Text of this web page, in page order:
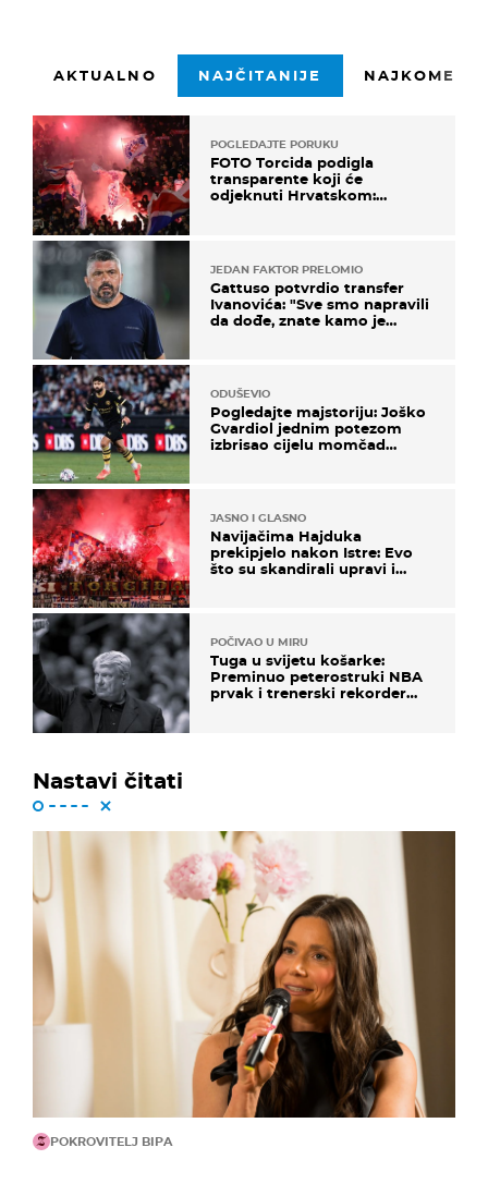
AKTUALNO NAJČITANIJE
POGLEDAJTE PORUKU
FOTO Torcida podigla
transparente koji će
odjeknuti Hrvatskom:
JEDAN FAKTOR PRELOMIO
Gattuso potvrdio transfer
Ivanovića: "Sve smo napravili
da dođe, znate kamo je
ODUŠEVIO
Pogledajte majstoriju: Joško
Gvardiol jednim potezom
izbrisao cijelu momčad
JASNO I GLASNO
Navijačima Hajduka
prekipjelo nakon Istre: Evo
što su skandirali upravi i
POČIVAO U MIRU
Tuga u svijetu košarke:
Preminuo peterostruki NBA
prvak i trenerski rekorder
Nastavi čitati
POKROVITELJ BIPA